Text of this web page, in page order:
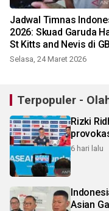
Jadwal Timnas
2026: Skuad Garuda
St Kitts and Nevis di
Selasa, 24 Maret 2026
Terpopuler -
Rizki
6 hari lalu
Asian